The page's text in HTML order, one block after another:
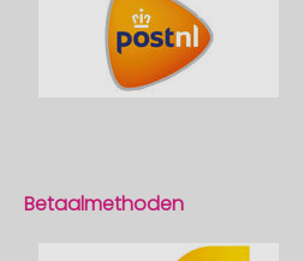
Betaalmethoden